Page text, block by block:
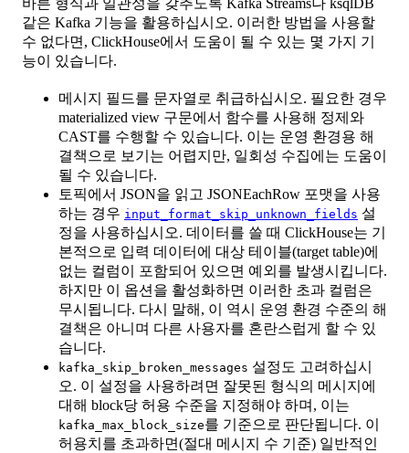
바른 형식과 일관성을 갖추도록 Kafka Streams나 ksqlDB
같은 Kafka 기능을 활용하십시오. 이러한 방법을 사용할
수 없다면, ClickHouse에서 도움이 될 수 있는 몇 가지 기
능이 있습니다.
메시지 필드를 문자열로 취급하십시오. 필요한 경우
materialized view 구문에서 함수를 사용해 정제와
CAST를 수행할 수 있습니다. 이는 운영 환경용 해
결책으로 보기는 어렵지만, 일회성 수집에는 도움이
될 수 있습니다.
토픽에서 JSON을 읽고 JSONEachRow 포맷을 사용
하는 경우 input_format_skip_unknown_fields 설
정을 사용하십시오. 데이터를 쓸 때 ClickHouse는 기
본적으로 입력 데이터에 대상 테이블(target table)에
없는 컬럼이 포함되어 있으면 예외를 발생시킵니다.
하지만 이 옵션을 활성화하면 이러한 초과 컬럼은
무시됩니다. 다시 말해, 이 역시 운영 환경 수준의 해
결책은 아니며 다른 사용자를 혼란스럽게 할 수 있
습니다.
kafka_skip_broken_messages 설정도 고려하십시
오. 이 설정을 사용하려면 잘못된 형식의 메시지에
대해 block당 허용 수준을 지정해야 하며, 이는
kafka_max_block_size를 기준으로 판단됩니다. 이
허용치를 초과하면(절대 메시지 수 기준) 일반적인